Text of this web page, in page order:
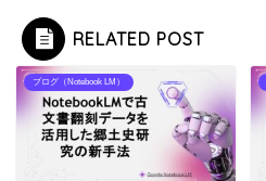
RELATED POST
ブログ（Notebook LM）